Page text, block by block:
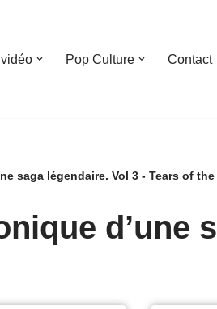
Pop Culture Contact
saga légendaire. Vol 3 - Tears of
d’une